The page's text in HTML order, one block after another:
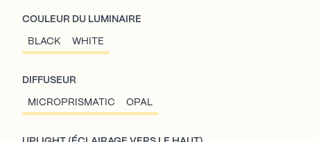
COULEUR DU LUMINAIRE
BLACK WHITE
DIFFUSEUR
MICROPRISMATIC OPAL